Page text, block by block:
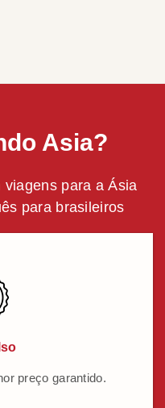
Asia?
para a Ásia
para brasileiros
preço garantido.